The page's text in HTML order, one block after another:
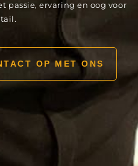
passie, ervaring en oog voor
OP MET ONS